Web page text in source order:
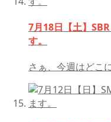
7月18日【土】
す。
さぁ、今週はどこ